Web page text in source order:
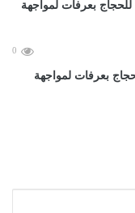
0
بعرفات لمواجهة